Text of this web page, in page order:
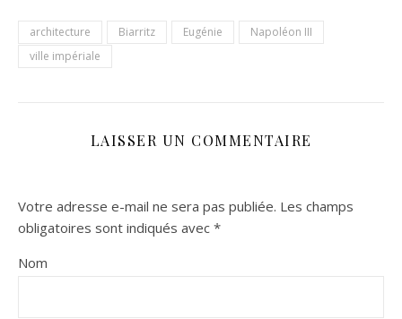
architecture Biarritz Eugénie
Napoléon III
ville impériale
LAISSER UN COMMENTAIRE
Votre adresse e-mail ne sera pas publiée. Les champs
obligatoires sont indiqués avec *
Nom